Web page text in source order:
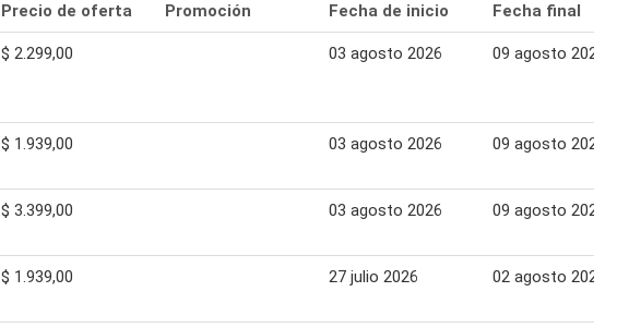
Precio de oferta Promoción Fecha de inicio Fecha final
$ 2.299,00 03 agosto 2026 09 agosto 2026
$ 1.939,00 03 agosto 2026 09 agosto 2026
$ 3.399,00 03 agosto 2026 09 agosto 2026
$ 1.939,00 27 julio 2026 02 agosto 2026